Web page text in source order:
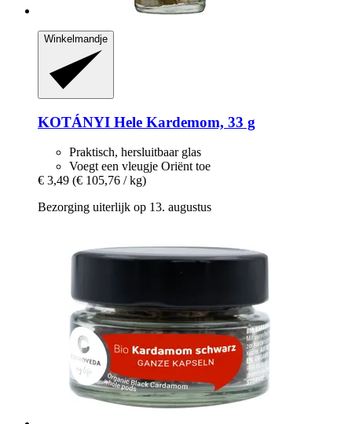
Winkelmandje
KOTÁNYI Hele Kardemom, 33 g
Praktisch, hersluitbaar glas
Voegt een vleugje Oriënt toe
€ 3,49 (€ 105,76 / kg)
Bezorging uiterlijk op 13. augustus